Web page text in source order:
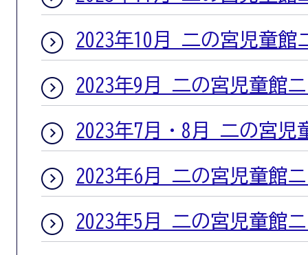
2023年10月 二の宮児童館
2023年9月 二の宮児童館
2023年7月・8月 二の宮児
2023年6月 二の宮児童館
2023年5月 二の宮児童館